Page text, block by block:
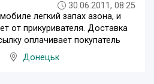
30.06.2011, 08:25
легкий запах азона, и
от прикуривателя. Доставка
оплачивает покупатель
Донецьк